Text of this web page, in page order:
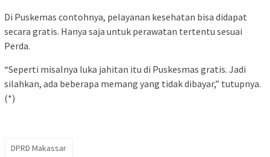
Di Puskemas contohnya, pelayanan kesehatan bisa didapat
secara gratis. Hanya saja untuk perawatan tertentu sesuai
Perda.
“Seperti misalnya luka jahitan itu di Puskesmas gratis. Jadi
silahkan, ada beberapa memang yang tidak dibayar,” tutupnya.
(*)
DPRD Makassar